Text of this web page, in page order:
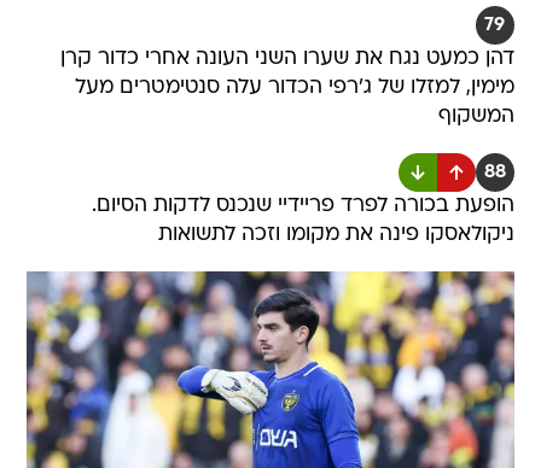
79
דהן כמעט נגח את שערו השני העונה אחרי כדור קרן
מימין, למזלו של ג'רפי הכדור עלה סנטימטרים מעל
המשקוף
88
הופעת בכורה לפרד פריידיי שנכנס לדקות הסיום.
ניקולאסקו פינה את מקומו וזכה לתשואות